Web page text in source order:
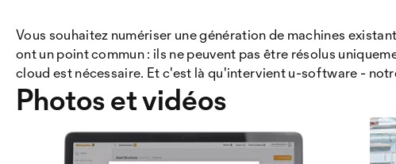
Vous souhaitez numériser une génération de machines
ont un point commun : ils ne peuvent pas être résolus
cloud est nécessaire. Et c'est là qu'intervient u-software -
Photos et vidéos